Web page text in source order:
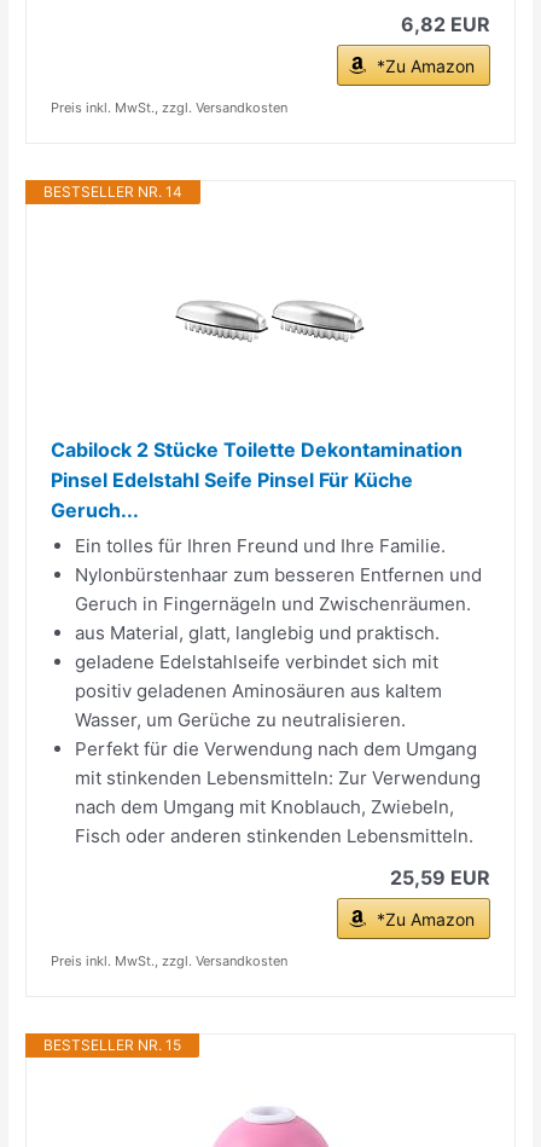
6,82 EUR
*Zu Amazon
Preis inkl. MwSt., zzgl. Versandkosten
BESTSELLER NR. 14
Cabilock 2 Stücke Toilette Dekontamination
Pinsel Edelstahl Seife Pinsel Für Küche
Geruch...
Ein tolles für Ihren Freund und Ihre Familie.
Nylonbürstenhaar zum besseren Entfernen und
Geruch in Fingernägeln und Zwischenräumen.
aus Material, glatt, langlebig und praktisch.
geladene Edelstahlseife verbindet sich mit
positiv geladenen Aminosäuren aus kaltem
Wasser, um Gerüche zu neutralisieren.
Perfekt für die Verwendung nach dem Umgang
mit stinkenden Lebensmitteln: Zur Verwendung
nach dem Umgang mit Knoblauch, Zwiebeln,
Fisch oder anderen stinkenden Lebensmitteln.
25,59 EUR
*Zu Amazon
Preis inkl. MwSt., zzgl. Versandkosten
BESTSELLER NR. 15